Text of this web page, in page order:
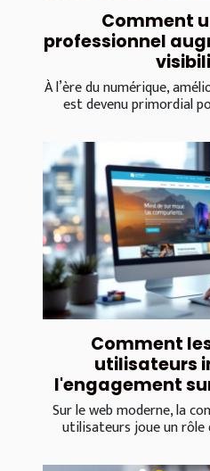
Comment
professionnel
À l’ère du numérique,
est devenu primordial
Comment
utilisateurs
l'engagement
Sur le web moderne, la
utilisateurs joue un rôle